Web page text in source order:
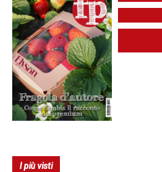
I più visti